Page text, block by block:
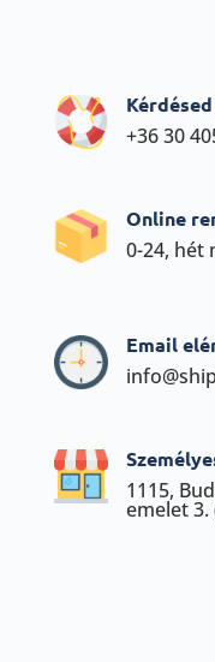
+36 30
Online
0-24, hét
Email
1115,
emelet 3.